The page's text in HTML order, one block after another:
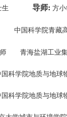
硕士生 导师: 方
国科学院青藏高
师 青海盐湖工业
地质与地球物
地质与地球物